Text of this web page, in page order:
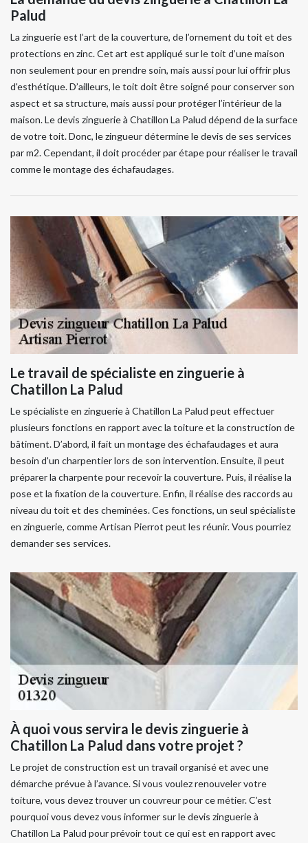
Palud
La zinguerie est l’art de la couverture, de l’ornement du toit et des
protections en zinc. Cet art est appliqué sur le toit d’une maison
non seulement pour en prendre soin, mais aussi pour lui offrir plus
d'esthétique. D’ailleurs, le toit doit être soigné pour conserver son
aspect et sa structure, mais aussi pour protéger l’intérieur de la
maison. Le devis zinguerie à Chatillon La Palud dépend de la surface
de votre toit. Donc, le zingueur détermine le devis de ses services
par m2. Cependant, il doit procéder par étape pour réaliser le travail
comme le montage des échafaudages.
Le travail de spécialiste en zinguerie à
Chatillon La Palud
Le spécialiste en zinguerie à Chatillon La Palud peut effectuer
plusieurs fonctions en rapport avec la toiture et la construction de
bâtiment. D’abord, il fait un montage des échafaudages et aura
besoin d'un charpentier lors de son intervention. Ensuite, il peut
préparer la charpente pour recevoir la couverture. Puis, il réalise la
pose et la fixation de la couverture. Enfin, il réalise des raccords au
niveau du toit et des cheminées. Ces fonctions, un seul spécialiste
en zinguerie, comme Artisan Pierrot peut les réunir. Vous pourriez
demander ses services.
À quoi vous servira le devis zinguerie à
Chatillon La Palud dans votre projet ?
Le projet de construction est un travail organisé et avec une
démarche prévue à l’avance. Si vous voulez renouveler votre
toiture, vous devez trouver un couvreur pour ce métier. C’est
pourquoi vous devez vous informer sur le devis zinguerie à
Chatillon La Palud pour prévoir tout ce qui est en rapport avec